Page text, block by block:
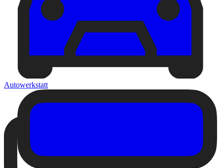
Autowerkstatt